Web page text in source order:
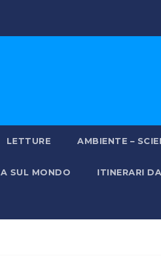
LETTURE AMBIENTE –
SUL MONDO ITINERARI